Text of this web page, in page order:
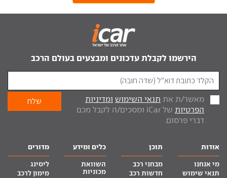
הירשמו לקבלת עדכונים ומבצעים בעולם הרכב
מאשר/ת את תנאי השימוש ומדיניות
הפרטיות
של iCar ומסכים/ה לקבל מכם
דברי פרסום.
אודות
מי אנחנו
תנאי שימוש
תוכן
מבחני רכב
חדשות רכב
כלים ומידע
השוואת
מכוניות
מדורים
ליסינג
מימון לרכב